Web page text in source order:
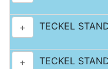
+ TECKEL
+ TECKEL